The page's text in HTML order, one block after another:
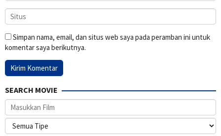
Simpan nama, email, dan situs web saya pada peramban ini untuk
komentar saya berikutnya.
SEARCH MOVIE